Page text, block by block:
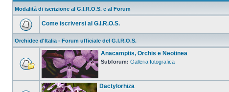
Modalità di iscrizione al G.I.R.O.S. e al Forum
Come iscriversi al G.I.R.O.S.
Orchidee d'Italia - Forum ufficiale del G.I.R.O.S.
Anacamptis, Orchis e Neotinea
Subforum: Galleria fotografica
Dactylorhiza